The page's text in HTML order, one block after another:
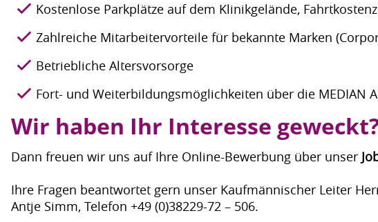
Kostenlose Parkplätze auf dem Klinikgelände,
Zahlreiche Mitarbeitervorteile für bekannte Marken
Betriebliche Altersvorsorge
Fort- und Weiterbildungsmöglichkeiten über die MEDIAN
Wir haben Ihr Interesse
Dann freuen wir uns auf Ihre Online-Bewerbung über unser
Ihre Fragen beantwortet gern unser Kaufmännischer Leiter
Antje Simm, Telefon +49 (0)38229-72 – 506.